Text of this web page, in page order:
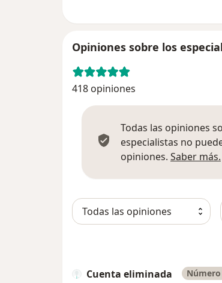
Opiniones sobre los
418 opiniones
Todas las opiniones
especialistas no
opiniones. Saber más.
Cuenta eliminada